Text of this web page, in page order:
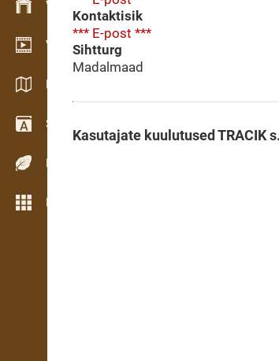
Varude haldamine
Videogalerii
Kataloogid / Brošüürid
Sõnastik
Puiduliigid
Rohkem funktsioone
Kontaktisik
*** E-post ***
Sihtturg
Madalmaad
Kasutajate kuulutused TRACIK